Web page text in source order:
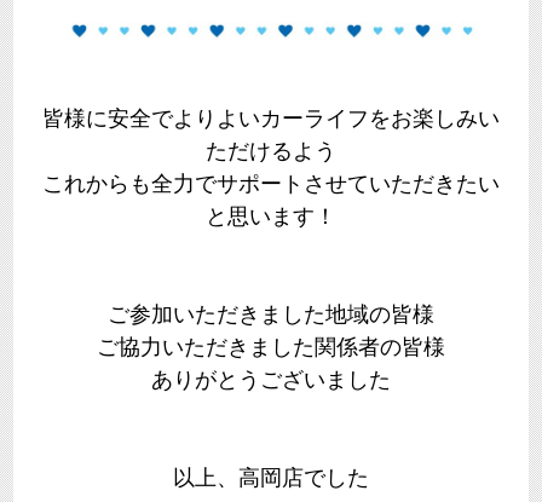
皆様に安全でよりよいカーライフをお楽しみい
ただけるよう
これからも全力でサポートさせていただきたい
と思います！
ご参加いただきました地域の皆様
ご協力いただきました関係者の皆様
ありがとうございました
以上、高岡店でした